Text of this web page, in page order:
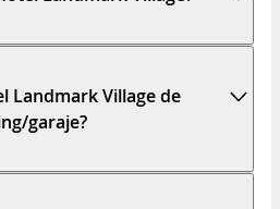
Landmark Village de
garaje?